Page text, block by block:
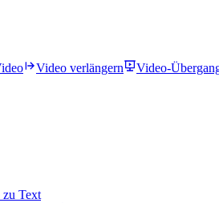
Video verlängern Video-
zu Text